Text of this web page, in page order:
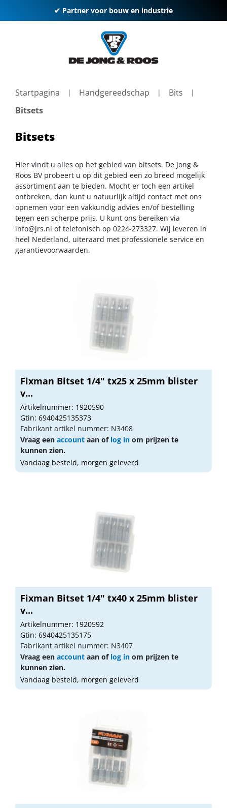
✔ Partner voor bouw en industrie
Startpagina Handgereedschap
Bits
Bitsets
Bitsets
Hier vindt u alles op het gebied van bitsets. De Jong &
Roos BV probeert u op dit gebied een zo breed mogelijk
assortiment aan te bieden. Mocht er toch een artikel
ontbreken, dan kunt u natuurlijk altijd contact met ons
opnemen voor een vakkundig advies en/of bestelling
tegen een scherpe prijs. U kunt ons bereiken via
info@jrs.nl of telefonisch op 0224-273327. Wij leveren in
heel Nederland, uiteraard met professionele service en
garantievoorwaarden.
Fixman Bitset 1/4" tx25 x 25mm blister
v...
Artikelnummer: 1920590
Gtin: 6940425135373
Fabrikant artikel nummer: N3408
Vraag een account aan of log in om prijzen te
kunnen zien.
Vandaag besteld, morgen geleverd
Fixman Bitset 1/4" tx40 x 25mm blister
v...
Artikelnummer: 1920592
Gtin: 6940425135175
Fabrikant artikel nummer: N3407
Vraag een account aan of log in om prijzen te
kunnen zien.
Vandaag besteld, morgen geleverd